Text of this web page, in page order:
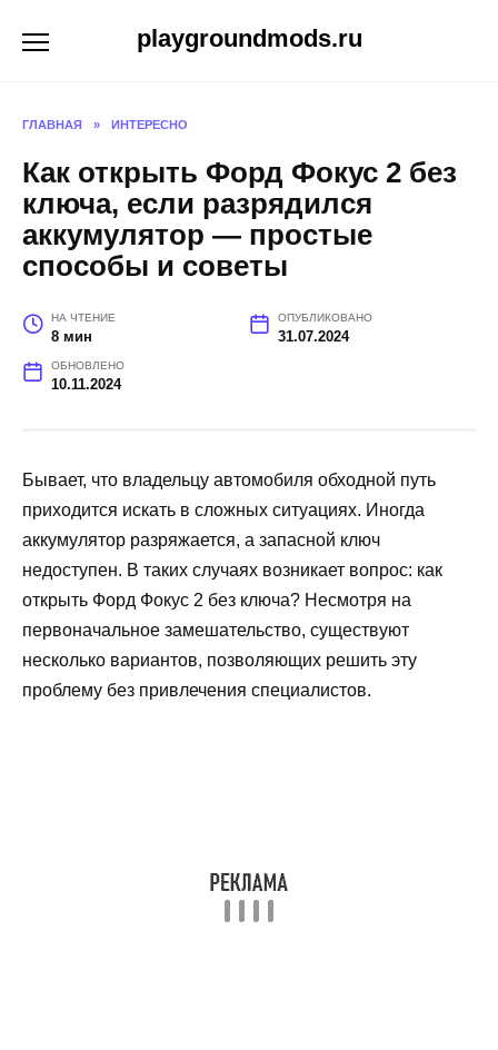
playgroundmods.ru
ГЛАВНАЯ » ИНТЕРЕСНО
Как открыть Форд Фокус 2 без
ключа, если разрядился
аккумулятор — простые
способы и советы
НА ЧТЕНИЕ
8 мин
ОПУБЛИКОВАНО
31.07.2024
ОБНОВЛЕНО
10.11.2024
Бывает, что владельцу автомобиля обходной путь
приходится искать в сложных ситуациях. Иногда
аккумулятор разряжается, а запасной ключ
недоступен. В таких случаях возникает вопрос: как
открыть Форд Фокус 2 без ключа? Несмотря на
первоначальное замешательство, существуют
несколько вариантов, позволяющих решить эту
проблему без привлечения специалистов.